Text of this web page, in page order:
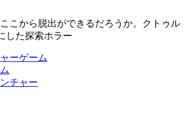
こから脱出ができるだろうか。クトゥル
した探索ホラー
ーゲーム
チャー